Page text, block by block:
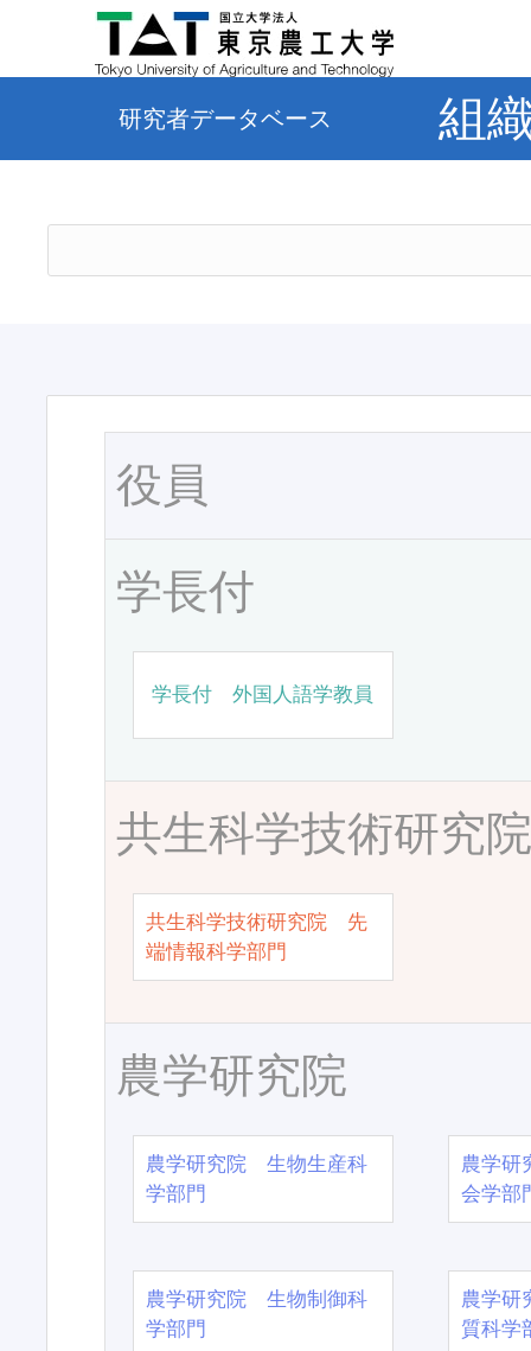
研究者データベース 組
役員
学長付
学長付 外国人語学教員
共生科学技術研究
共生科学技術研究院 先
端情報科学部門
農学研究院
農学研究院 生物生産科
学部門
農学
会学部
農学研究院 生物制御科
学部門
農学
質科学